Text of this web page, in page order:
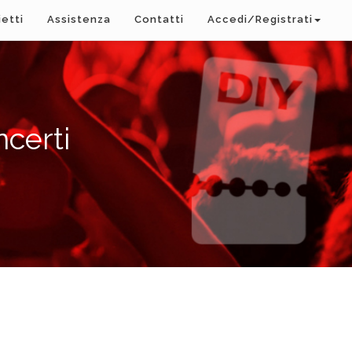
Assistenza Contatti Accedi/Registrati